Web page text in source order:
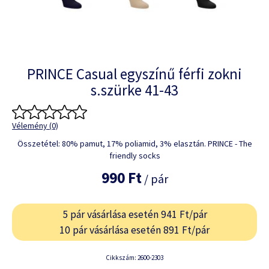
PRINCE Casual egyszínű férfi zokni
s.szürke 41-43
Vélemény (0)
Összetétel: 80% pamut, 17% poliamid, 3% elasztán. PRINCE - The
friendly socks
990 Ft/ pár
5 pár vásárlása esetén 941 Ft/pár
10 pár vásárlása esetén 891 Ft/pár
Cikkszám: 2600-2303